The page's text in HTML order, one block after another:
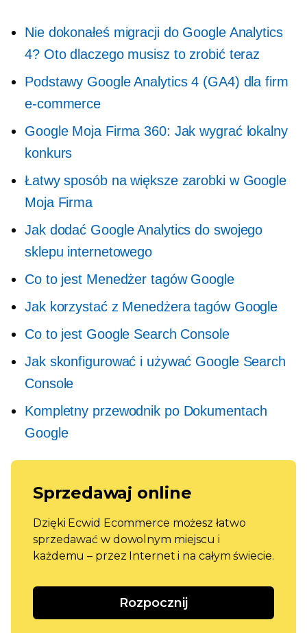
Nie dokonałeś migracji do Google Analytics
4? Oto dlaczego musisz to zrobić teraz
Podstawy Google Analytics 4 (GA4) dla firm
e-commerce
Google Moja Firma 360: Jak wygrać lokalny
konkurs
Łatwy sposób na większe zarobki w Google
Moja Firma
Jak dodać Google Analytics do swojego
sklepu internetowego
Co to jest Menedżer tagów Google
Jak korzystać z Menedżera tagów Google
Co to jest Google Search Console
Jak skonfigurować i używać Google Search
Console
Kompletny przewodnik po Dokumentach
Google
Sprzedawaj online
Dzięki Ecwid Ecommerce możesz łatwo
sprzedawać w dowolnym miejscu i
każdemu – przez Internet i na całym świecie.
Rozpocznij